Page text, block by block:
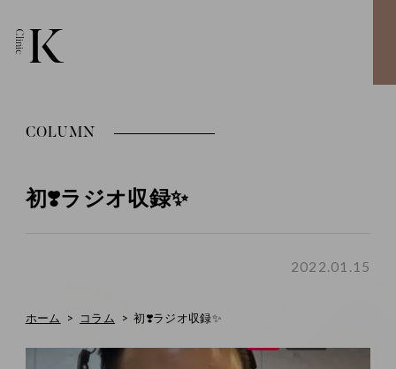
COLUMN
初❣️ラジオ収録✨
2022.01.15
ホーム コラム 初❣️ラジオ収録✨